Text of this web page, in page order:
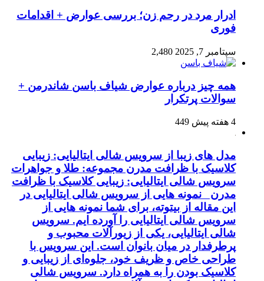
ادرار مرد در رحم زن؛ بررسی عوارض + اقدامات
فوری
سپتامبر 7, 2025 2,480
همه چیز درباره عوارض شیاف باسن شاندرمن +
سوالات پرتکرار
4 هفته پیش 449
مدل های زیبا از سرویس شالی ایتالیایی: زیبایی
کلاسیک با ظرافت مدرن مجموعه: طلا و جواهرات
سرویس شالی ایتالیایی: زیبایی کلاسیک با ظرافت
مدرن نمونه هایی از سرویس شالی ایتالیایی در
این مقاله از بیتوته، برای شما نمونه هایی از
سرویس شالی ایتالیایی را آورده ایم. سرویس
شالی ایتالیایی، یکی از زیورآلات محبوب و
پرطرفدار در میان بانوان است. این سرویس با
طراحی خاص و ظریف خود، جلوه‌ای از زیبایی و
کلاسیک بودن را به همراه دارد. سرویس شالی